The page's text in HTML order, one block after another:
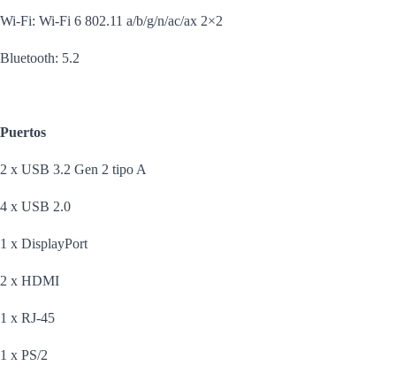
Wi-Fi: Wi-Fi 6 802.11 a/b/g/n/ac/ax 2×2
Bluetooth: 5.2
Puertos
2 x USB 3.2 Gen 2 tipo A
4 x USB 2.0
1 x DisplayPort
2 x HDMI
1 x RJ-45
1 x PS/2